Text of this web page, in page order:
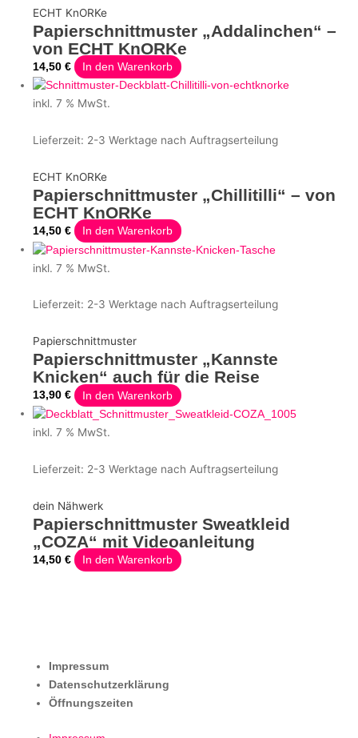
ECHT KnORKe
Papierschnittmuster „Addalinchen“ –
von ECHT KnORKe
14,50€ In den Warenkorb
inkl. 7 % MwSt.
Lieferzeit: 2-3 Werktage nach Auftragserteilung
ECHT KnORKe
Papierschnittmuster „Chillitilli“ – von
ECHT KnORKe
14,50€ In den Warenkorb
inkl. 7 % MwSt.
Lieferzeit: 2-3 Werktage nach Auftragserteilung
Papierschnittmuster
Papierschnittmuster „Kannste
Knicken“ auch für die Reise
13,90€ In den Warenkorb
inkl. 7 % MwSt.
Lieferzeit: 2-3 Werktage nach Auftragserteilung
dein Nähwerk
Papierschnittmuster Sweatkleid
„COZA“ mit Videoanleitung
14,50€ In den Warenkorb
Impressum
Datenschutzerklärung
Öffnungszeiten